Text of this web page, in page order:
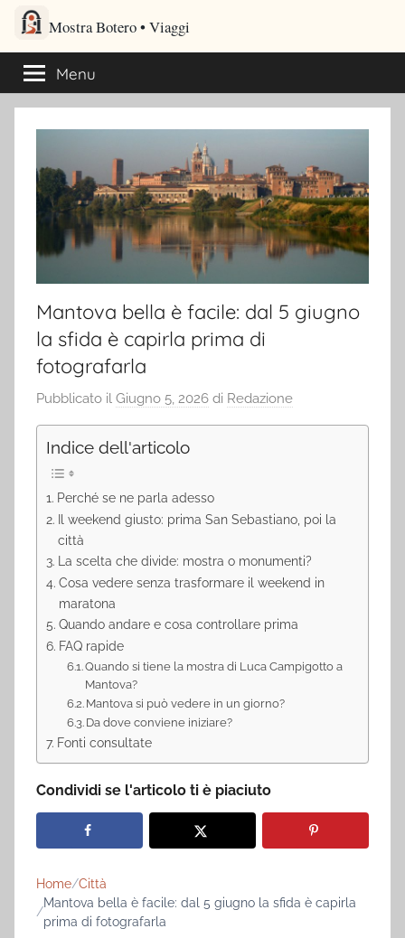
Salta
contenuto
Mostra Botero – Viaggi
Viaggi culturali e itinerari turistici per gli amanti dei viaggi
Menu
Mantova bella è facile: dal 5 giugno
la sfida è capirla prima di
fotografarla
Pubblicato il Giugno 5, 2026 di Redazione
Indice dell'articolo
Perché se ne parla adesso
Il weekend giusto: prima San Sebastiano, poi la
città
La scelta che divide: mostra o monumenti?
Cosa vedere senza trasformare il weekend in
maratona
Quando andare e cosa controllare prima
FAQ rapide
Quando si tiene la mostra di Luca Campigotto a
Mantova?
Mantova si può vedere in un giorno?
Da dove conviene iniziare?
Fonti consultate
Condividi se l'articolo ti è piaciuto
Home Città
Mantova bella è facile: dal 5 giugno la sfida è capirla
prima di fotografarla